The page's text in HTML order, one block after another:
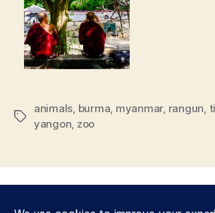
Schlagwörter
animals, burma, myanmar, rangun,
yangon, zoo